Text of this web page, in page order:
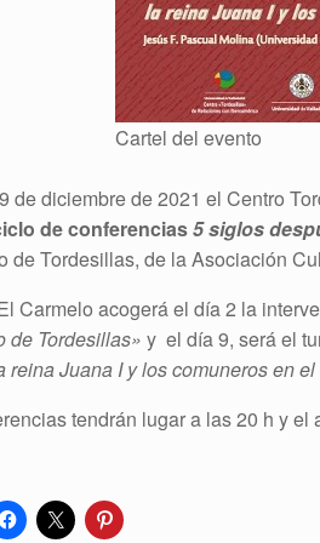
Cartel del evento
de diciembre de 2021 el Centro
de conferencias5 siglos
de Tordesillas, de la Asociación
Carmelo acogerá el día 2 la
de Tordesillas» y el día 9, será el
reina Juana I y los comuneros en el
tendrán lugar a las 20 h y